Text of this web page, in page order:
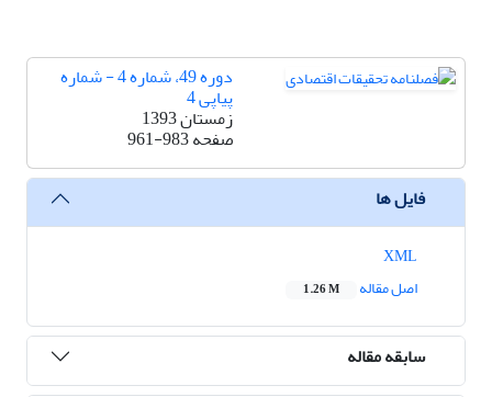
دوره 49، شماره 4 - شماره
پیاپی 4
زمستان 1393
صفحه961-983
فایل ها
اصل مقاله
1.26 M
سابقه مقاله